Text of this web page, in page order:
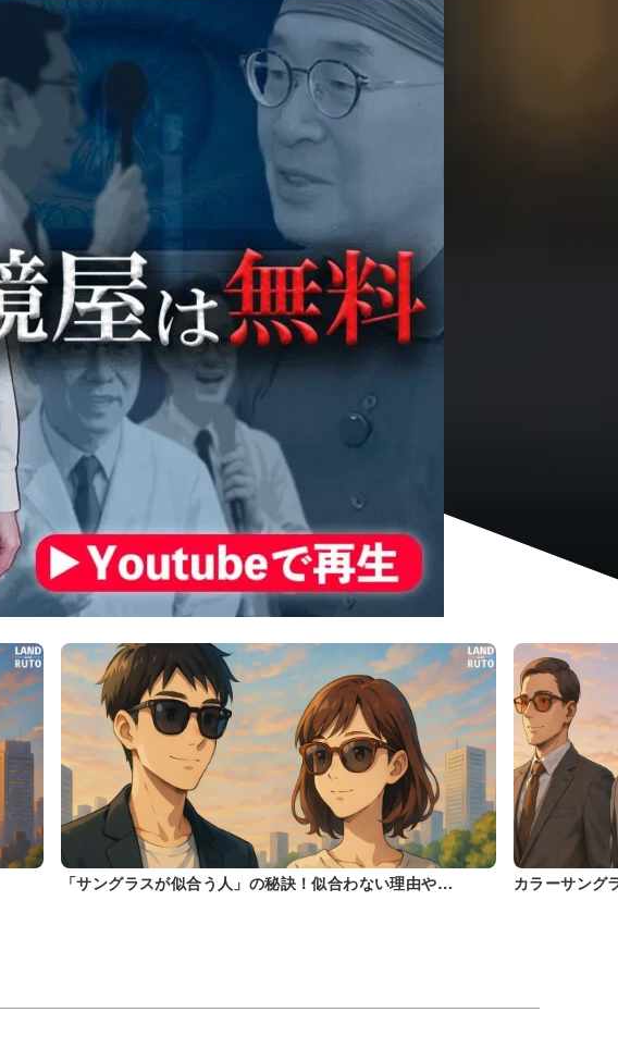
「サングラスが似合う人」の秘訣！似合わない理由や… カラーサング